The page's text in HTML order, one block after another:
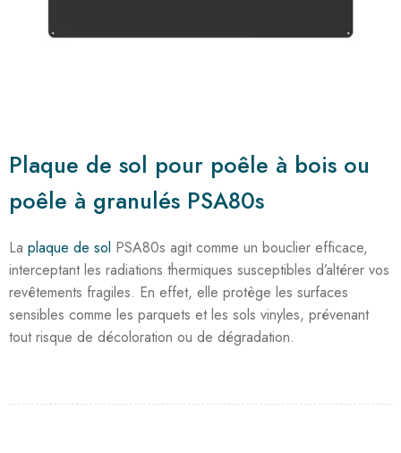
Plaque de sol pour poêle à bois ou
poêle à granulés PSA80s
La plaque de sol PSA80s agit comme un bouclier efficace,
interceptant les radiations thermiques susceptibles d’altérer vos
revêtements fragiles. En effet, elle protège les surfaces
sensibles comme les parquets et les sols vinyles, prévenant
tout risque de décoloration ou de dégradation.